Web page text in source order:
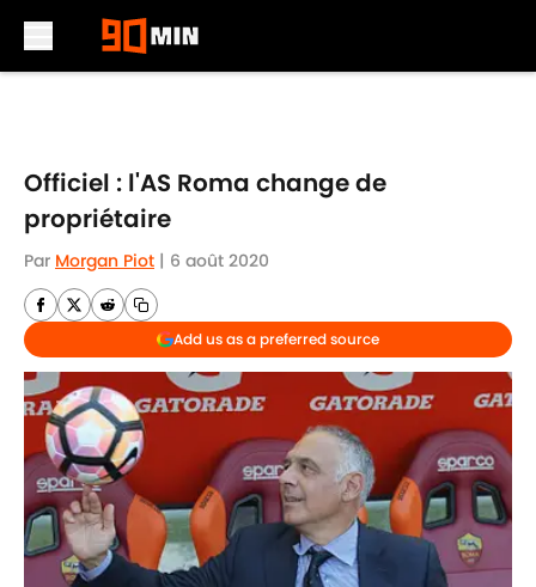
Officiel : l'AS Roma change de
propriétaire
Par Morgan Piot | 6 août 2020
Add us as a preferred source